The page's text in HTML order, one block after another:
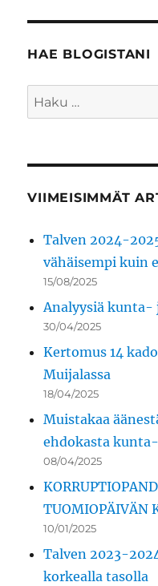
HAE BLOGISTANI
Etsi:
VIIMEISIMMÄT
Talven 2024-
vähäisempi kuin
15/08/2025
Analyysiä kunta-
30/04/2025
Kertomus 14
Muijalassa
18/04/2025
Muistakaa
ehdokasta
08/04/2025
TUOMIOPÄIVÄN
10/01/2025
Talven 2023-
korkealla tasolla